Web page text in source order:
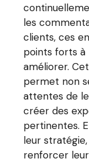
les
clients, ces
points forts à
améliorer.
permet non
attentes de
créer des
pertinentes.
leur
renforcer